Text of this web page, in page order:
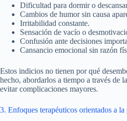
Dificultad para dormir o
Cambios de humor sin causa
Irritabilidad constante.
Sensación de vacío o
Confusión ante decisiones
Cansancio emocional sin razón
Estos indicios no tienen por qué
hecho, abordarlos a tiempo a través de
evitar complicaciones mayores.
3. Enfoques terapéuticos orientados a la